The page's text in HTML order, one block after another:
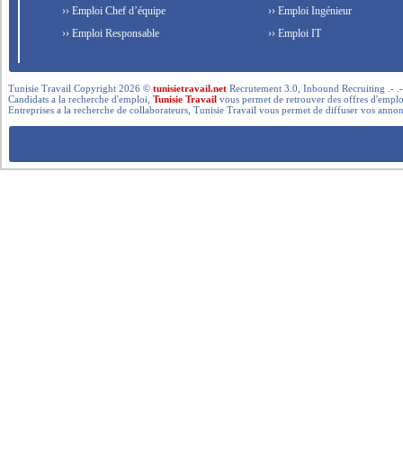
›› Emploi Chef d’équipe
›› Emploi Responsable
›› Emploi Ingénieur
›› Emploi IT
Tunisie Travail Copyright 2026 ©tunisietravail.net Recrutement 3.0, Inbound Recruiting .-
Candidats a la recherche d'emploi,Tunisie Travail vous permet de retrouver des offres
Entreprises a la recherche de collaborateurs, Tunisie Travail vous permet de diffuser vos